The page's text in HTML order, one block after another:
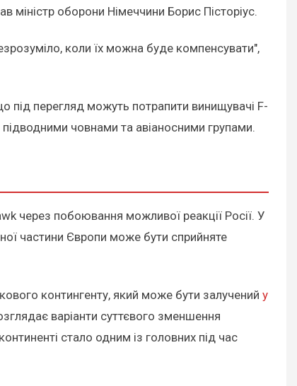
міністр оборони Німеччини Борис Пісторіус.
коли їх можна буде компенсувати",
під перегляд можуть потрапити винищувачі F-
човнами та авіаносними групами.
через побоювання можливої реакції Росії. У
частини Європи може бути сприйняте
контингенту, який може бути залучений у
варіанти суттєвого зменшення
стало одним із головних під час